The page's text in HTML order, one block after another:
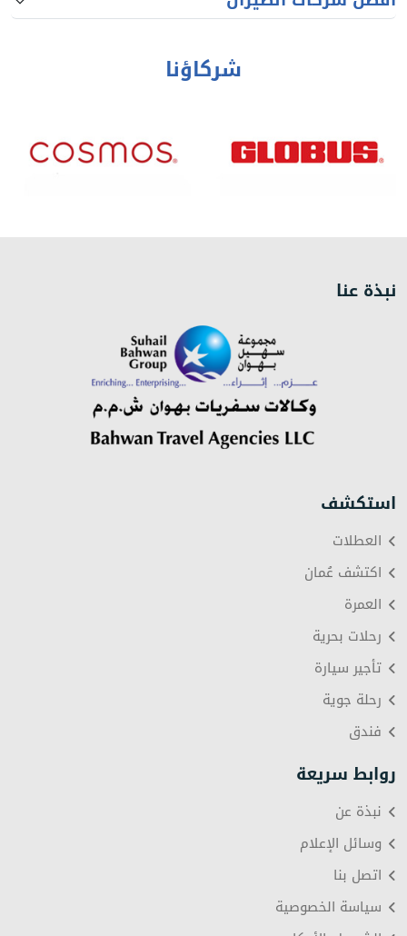
شركاؤنا
نبذة عنا
استكشف
العطلات
اكتشف عُمان
العمرة
رحلات بحرية
تأجير سيارة
رحلة جوية
فندق
روابط سريعة
نبذة عن
وسائل الإعلام
اتصل بنا
سياسة الخصوصية